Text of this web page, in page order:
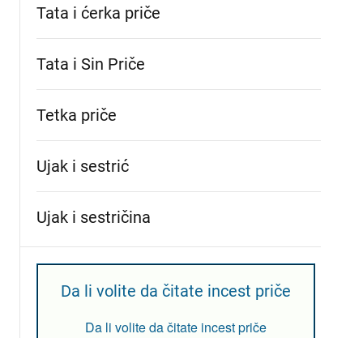
Tata i ćerka priče
Tata i Sin Priče
Tetka priče
Ujak i sestrić
Ujak i sestričina
Da li volite da čitate incest priče
Da li volite da čitate incest priče